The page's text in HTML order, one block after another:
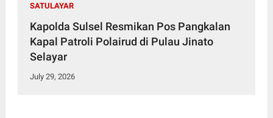
SATULAYAR
Kapolda Sulsel Resmikan Pos Pangkalan
Kapal Patroli Polairud di Pulau Jinato
Selayar
July 29, 2026